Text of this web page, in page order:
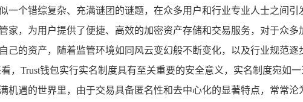
一个错综复杂、充满谜团的谜题，在众多用户和行业专业人士之间
，为用户提供了便捷、高效的加密资产存储和交易服务，对于众
己的资产，随着监管环境如同风云变幻般不断变化，以及行业规范
，Trust钱包实行实名制度具有至关重要的安全意义，实名制度宛如
机遇的世界里，由于交易具备匿名性和去中心化的显著特点，常常